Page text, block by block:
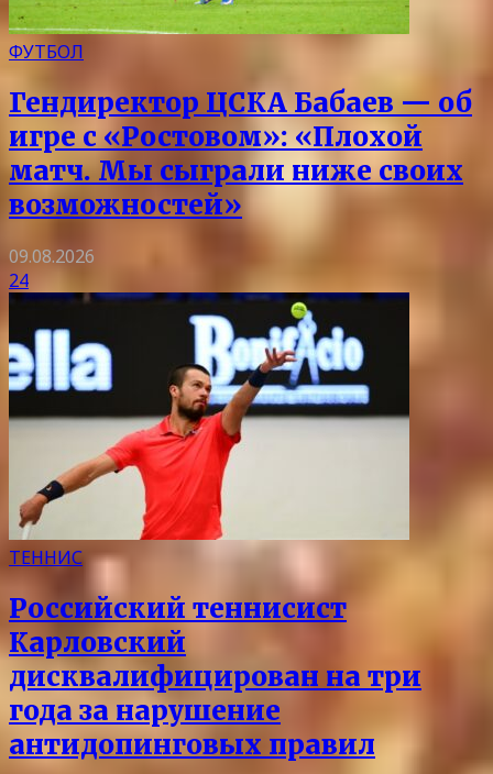
ФУТБОЛ
Гендиректор ЦСКА Бабаев — об
игре с «Ростовом»: «Плохой
матч. Мы сыграли ниже своих
возможностей»
09.08.2026
24
ТЕННИС
Российский теннисист
Карловский
дисквалифицирован на три
года за нарушение
антидопинговых правил